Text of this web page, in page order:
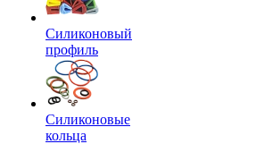
Силиконовый
профиль
Силиконовые
кольца